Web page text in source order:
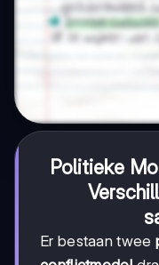
Politieke
Er bestaan twee